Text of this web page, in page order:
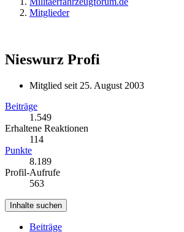
Mitglieder
Nieswurz Profi
Mitglied seit 25. August 2003
Beiträge
1.549
Erhaltene Reaktionen
114
Punkte
8.189
Profil-Aufrufe
563
Inhalte suchen
Beiträge